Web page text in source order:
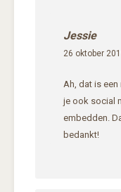
Jessie
26 oktober
Ah, dat is
je ook social
embedden.
bedankt!